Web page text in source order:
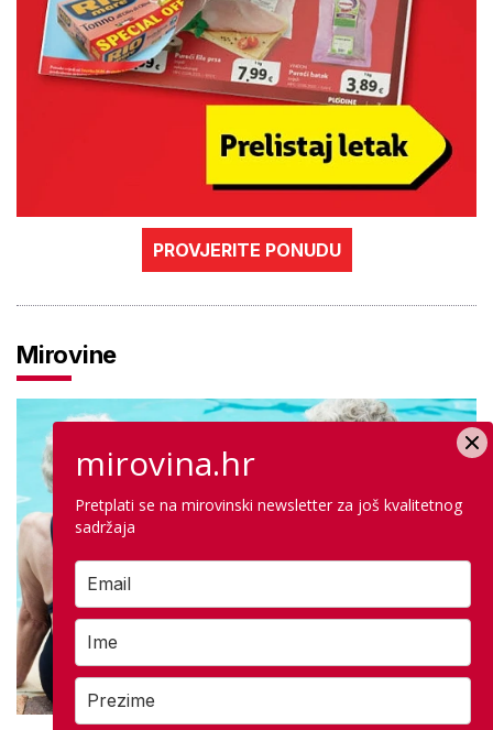
PROVJERITE PONUDU
Mirovine
mirovina.hr
Pretplati se na mirovinski newsletter za još kvalitetnog
sadržaja